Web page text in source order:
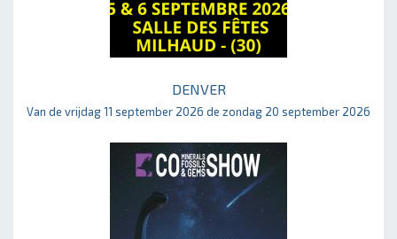
DENVER
Van de vrijdag 11 september 2026 de zondag 20 september 2026